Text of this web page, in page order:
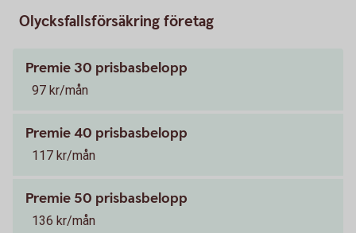
Olycksfallsförsäkring företag
Premie 30 prisbasbelopp
97 kr/mån
Premie 40 prisbasbelopp
117 kr/mån
Premie 50 prisbasbelopp
136 kr/mån